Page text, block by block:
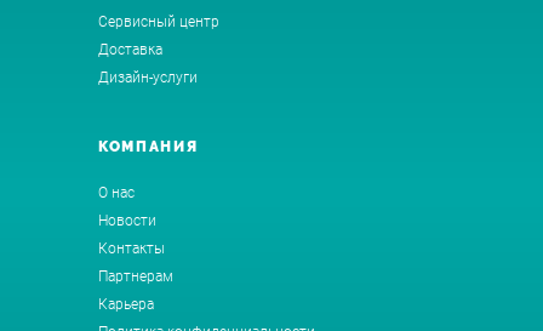
Сервисный центр
Доставка
Дизайн-услуги
КОМПАНИЯ
О нас
Новости
Контакты
Партнерам
Карьера